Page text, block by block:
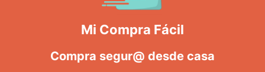
Mi Compra Fácil
Compra segur@ desde casa